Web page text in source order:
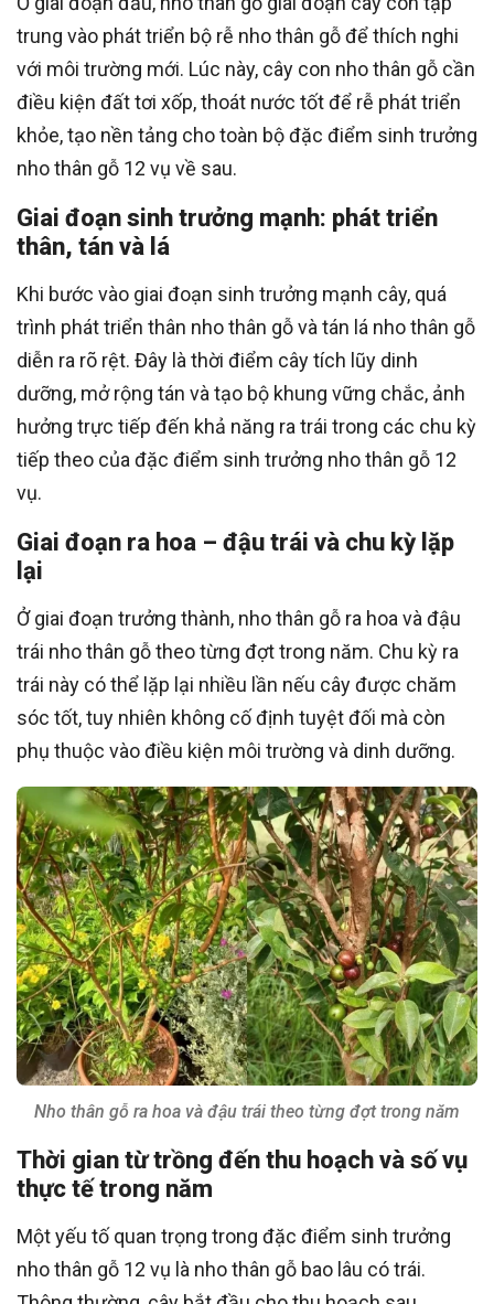
trung vào phát triển bộ rễ nho thân gỗ để thích nghi
với môi trường mới. Lúc này, cây con nho thân gỗ cần
điều kiện đất tơi xốp, thoát nước tốt để rễ phát triển
khỏe, tạo nền tảng cho toàn bộ đặc điểm sinh trưởng
nho thân gỗ 12 vụ về sau.
Giai đoạn sinh trưởng mạnh: phát triển
thân, tán và lá
Khi bước vào giai đoạn sinh trưởng mạnh cây, quá
trình phát triển thân nho thân gỗ và tán lá nho thân gỗ
diễn ra rõ rệt. Đây là thời điểm cây tích lũy dinh
dưỡng, mở rộng tán và tạo bộ khung vững chắc, ảnh
hưởng trực tiếp đến khả năng ra trái trong các chu kỳ
tiếp theo của đặc điểm sinh trưởng nho thân gỗ 12
vụ.
Giai đoạn ra hoa – đậu trái và chu kỳ lặp
lại
Ở giai đoạn trưởng thành, nho thân gỗ ra hoa và đậu
trái nho thân gỗ theo từng đợt trong năm. Chu kỳ ra
trái này có thể lặp lại nhiều lần nếu cây được chăm
sóc tốt, tuy nhiên không cố định tuyệt đối mà còn
phụ thuộc vào điều kiện môi trường và dinh dưỡng.
Nho thân gỗ ra hoa và đậu trái theo từng đợt trong năm
Thời gian từ trồng đến thu hoạch và số vụ
thực tế trong năm
Một yếu tố quan trọng trong đặc điểm sinh trưởng
nho thân gỗ 12 vụ là nho thân gỗ bao lâu có trái.